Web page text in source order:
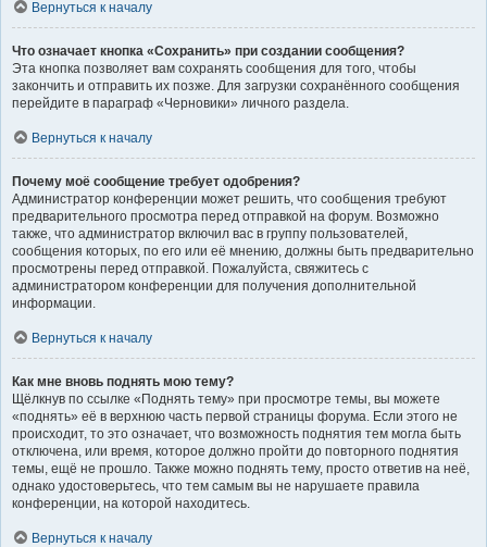
Вернуться к началу
Что означает кнопка «Сохранить» при создании сообщения?
Эта кнопка позволяет вам сохранять сообщения для того, чтобы
закончить и отправить их позже. Для загрузки сохранённого сообщения
перейдите в параграф «Черновики» личного раздела.
Вернуться к началу
Почему моё сообщение требует одобрения?
Администратор конференции может решить, что сообщения требуют
предварительного просмотра перед отправкой на форум. Возможно
также, что администратор включил вас в группу пользователей,
сообщения которых, по его или её мнению, должны быть предварительно
просмотрены перед отправкой. Пожалуйста, свяжитесь с
администратором конференции для получения дополнительной
информации.
Вернуться к началу
Как мне вновь поднять мою тему?
Щёлкнув по ссылке «Поднять тему» при просмотре темы, вы можете
«поднять» её в верхнюю часть первой страницы форума. Если этого не
происходит, то это означает, что возможность поднятия тем могла быть
отключена, или время, которое должно пройти до повторного поднятия
темы, ещё не прошло. Также можно поднять тему, просто ответив на неё,
однако удостоверьтесь, что тем самым вы не нарушаете правила
конференции, на которой находитесь.
Вернуться к началу